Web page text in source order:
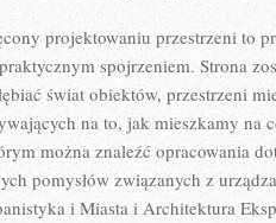
projektowaniu przestrzeni to
spojrzeniem. Strona
świat obiektów, przestrzeni
na to, jak mieszkamy na
można znaleźć opracowania
pomysłów związanych z
i Miasta i Architektura